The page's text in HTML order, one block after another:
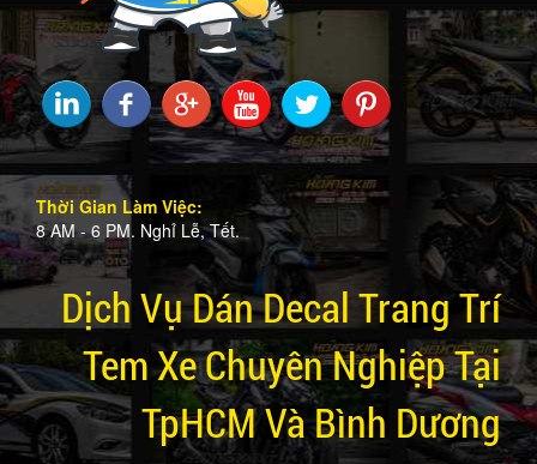
Thời Gian Làm Việc:
8 AM - 6 PM. Nghỉ Lễ, Tết.
Dịch Vụ Dán Decal Trang Trí
Tem Xe Chuyên Nghiệp Tại
TpHCM Và Bình Dương